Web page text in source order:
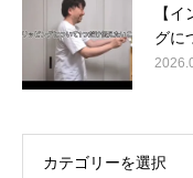
【
グに
カテゴリーを選択